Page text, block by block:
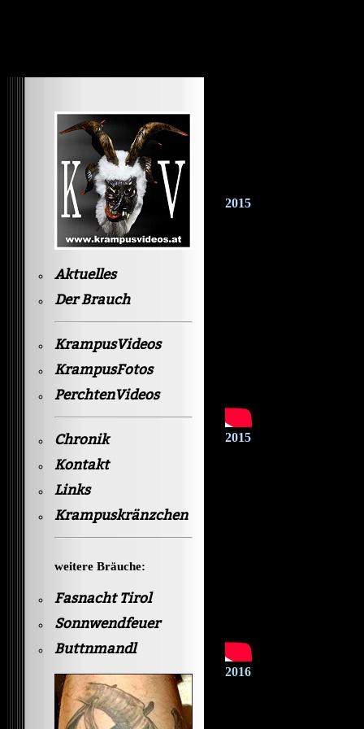
Aktuelles
Der Brauch
KrampusVideos
KrampusFotos
PerchtenVideos
Chronik
Kontakt
Links
Krampuskränzchen
weitere Bräuche:
Fasnacht Tirol
Sonnwendfeuer
Buttnmandl
2015
2015
2016